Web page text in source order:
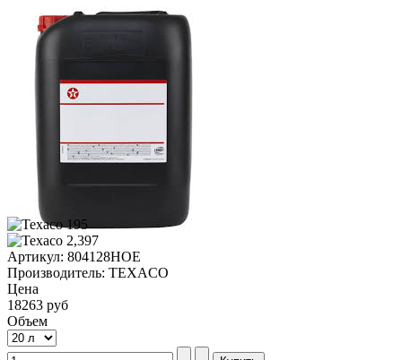
Артикул: 804128HOE
Производитель: TEXACO
Цена
18263 руб
Объем